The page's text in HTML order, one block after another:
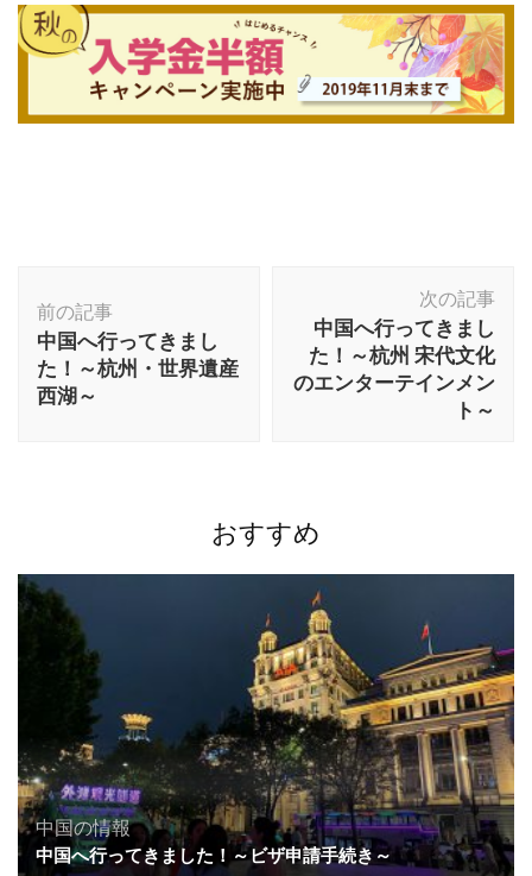
稿
ナ
ビ
ゲ
前の記事
中国へ行ってきまし
た！～杭州・世界遺産
西湖～
次の記事
中国へ行ってきまし
た！～杭州 宋代文化
のエンターテインメン
ト～
おすすめ
中国の情報
中国へ行ってきました！～ビザ申請手続き～